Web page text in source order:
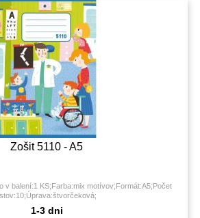
Zošit 5110 - A5
v balení:1 KS;Farba:mix motívov;Formát:A5;Počet
1-3 dni